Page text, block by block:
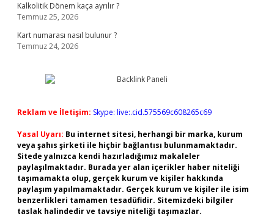
Kalkolitik Dönem kaça ayrılır ?
Temmuz 25, 2026
Kart numarası nasıl bulunur ?
Temmuz 24, 2026
Reklam ve İletişim: Skype: live:.cid.575569c608265c69
Yasal Uyarı: Bu internet sitesi, herhangi bir marka, kurum
veya şahıs şirketi ile hiçbir bağlantısı bulunmamaktadır.
Sitede yalnızca kendi hazırladığımız makaleler
paylaşılmaktadır. Burada yer alan içerikler haber niteliği
taşımamakta olup, gerçek kurum ve kişiler hakkında
paylaşım yapılmamaktadır. Gerçek kurum ve kişiler ile isim
benzerlikleri tamamen tesadüfidir. Sitemizdeki bilgiler
taslak halindedir ve tavsiye niteliği taşımazlar.